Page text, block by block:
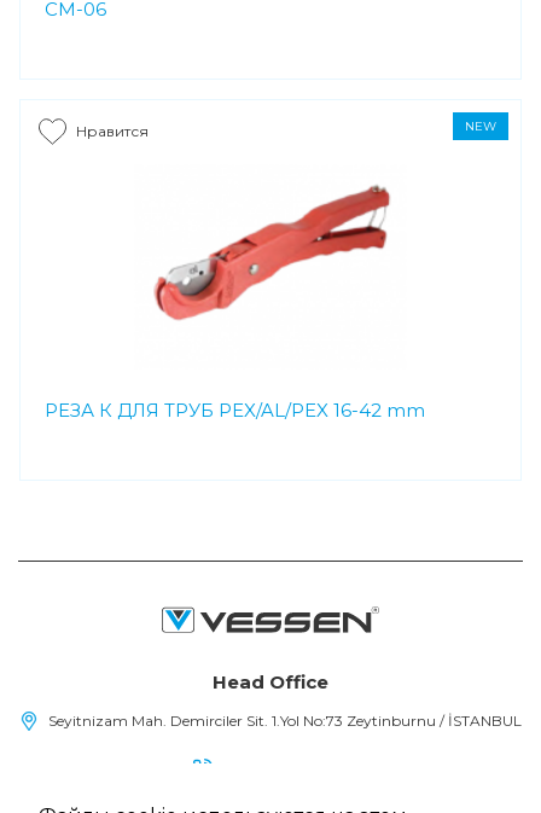
CM-06
NEW
Нравится
РЕЗА К ДЛЯ ТРУБ PEX/AL/PEX 16-42 mm
Head Office
Seyitnizam Mah. Demirciler Sit. 1.Yol No:73 Zeytinburnu / İSTANBUL